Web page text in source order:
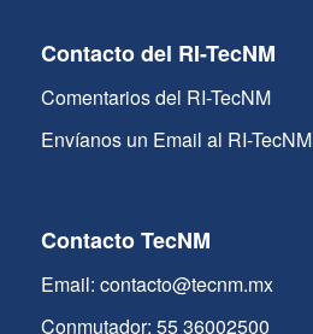
Contacto del RI-TecNM
Comentarios del RI-TecNM
Envíanos un Email al RI-TecNM
Contacto TecNM
Email: contacto@tecnm.mx
Conmutador: 55 36002500